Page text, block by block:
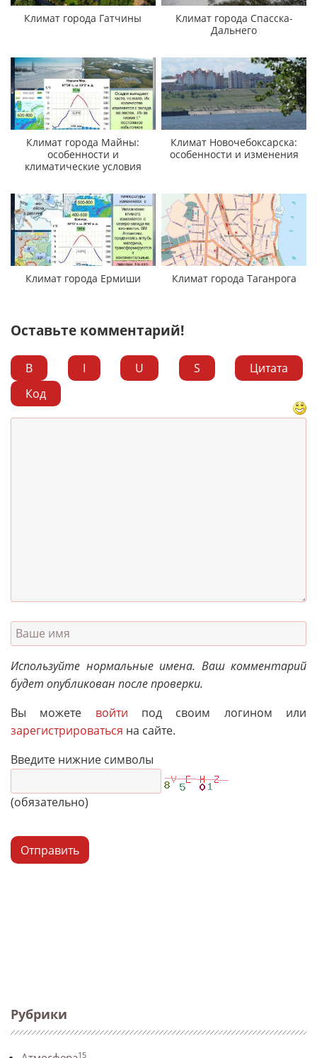
Рубрики
15
Климат города Гатчины
Климат города Спасска-
Дальнего
Климат города Майны:
особенности и
климатические условия
Климат Новочебоксарска:
особенности и изменения
Климат города Ермиши Климат города Таганрога
Оставьте комментарий!
B I U S
Цитата
Код
Используйте нормальные имена. Ваш комментарий
будет опубликован после проверки.
Вы можете войти под своим логином или
зарегистрироваться на сайте.
Введите нижние символы
(обязательно)
Отправить